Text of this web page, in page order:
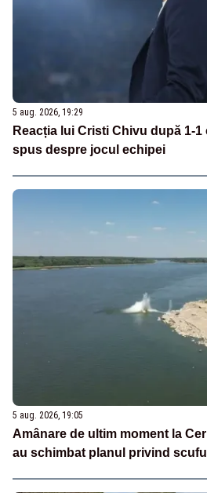
5 aug. 2026, 19:29
Reacția lui Cristi Chivu după 1-1
spus despre jocul echipei
5 aug. 2026, 19:05
Amânare de ultim moment la
au schimbat planul privind